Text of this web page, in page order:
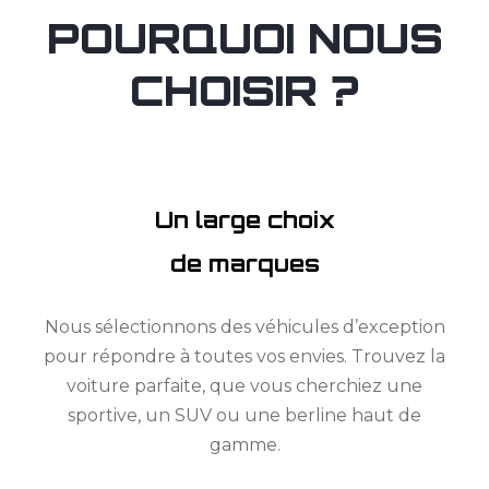
POURQUOI NOUS
CHOISIR ?
Un large choix
de marques
Nous sélectionnons des véhicules d’exception
pour répondre à toutes vos envies. Trouvez la
voiture parfaite, que vous cherchiez une
sportive, un SUV ou une berline haut de
gamme.